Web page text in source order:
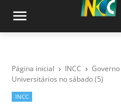
Página inicial INCC
Universitários no sábado (5)
INCC